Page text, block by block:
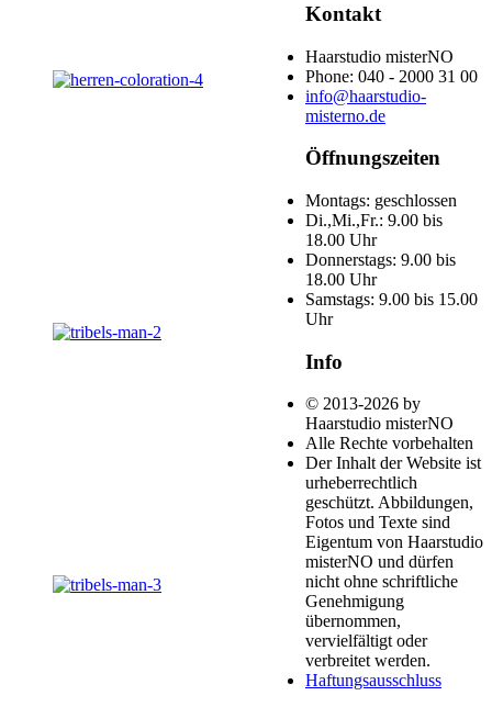
Kontakt
Haarstudio misterNO
Phone: 040 - 2000 31 00
info@haarstudio-
misterno.de
Öffnungszeiten
Montags: geschlossen
Di.,Mi.,Fr.: 9.00 bis
18.00 Uhr
Donnerstags: 9.00 bis
18.00 Uhr
Samstags: 9.00 bis 15.00
Uhr
Info
© 2013-2026 by
Haarstudio misterNO
Alle Rechte vorbehalten
Der Inhalt der Website ist
urheberrechtlich
geschützt. Abbildungen,
Fotos und Texte sind
Eigentum von Haarstudio
misterNO und dürfen
nicht ohne schriftliche
Genehmigung
übernommen,
vervielfältigt oder
verbreitet werden.
Haftungsausschluss